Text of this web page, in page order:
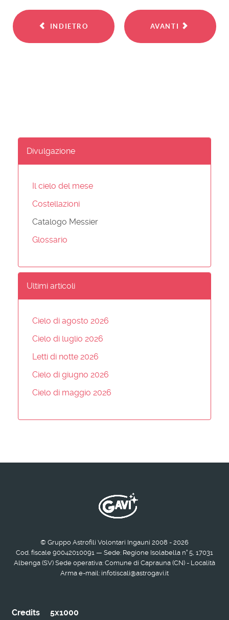
INDIETRO AVANTI
Divulgazione
Il cielo del mese
Costellazioni
Catalogo Messier
Glossario
Ultimi articoli
Cielo di agosto 2026
Cielo di luglio 2026
Letti di notte 2026
Cielo di giugno 2026
Cielo di maggio 2026
© Gruppo Astrofili Volontari Ingauni 2008 - 2026
Cod. fiscale 90042010091 — Sede: Regione Isolabella n° 5, 17031
Albenga (SV) Sede operativa: Comune di Caprauna (CN) - Località
Arma e-mail: infotiscali@astrogavi.it
Credits 5x1000